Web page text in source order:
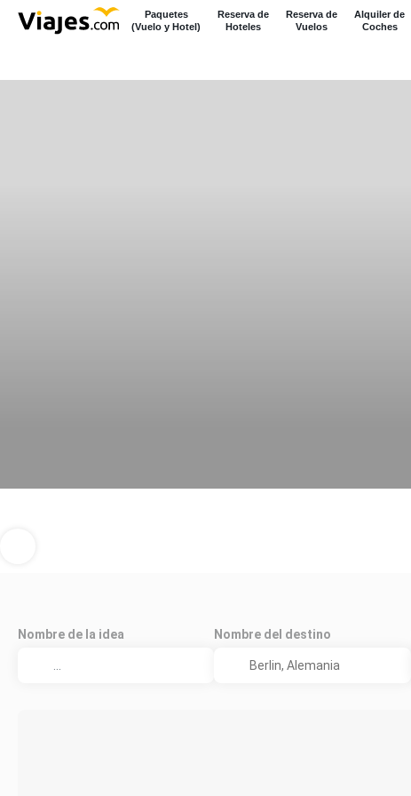
Paquetes
(Vuelo y Hotel)
Reserva de
Hoteles
Reserva de
Vuelos
Alquiler de
Coches
Nombre de la idea Nombre del destino